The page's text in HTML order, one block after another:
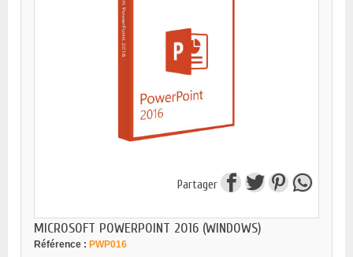
Partager
MICROSOFT POWERPOINT 2016 (WINDOWS)
Référence : PWP016